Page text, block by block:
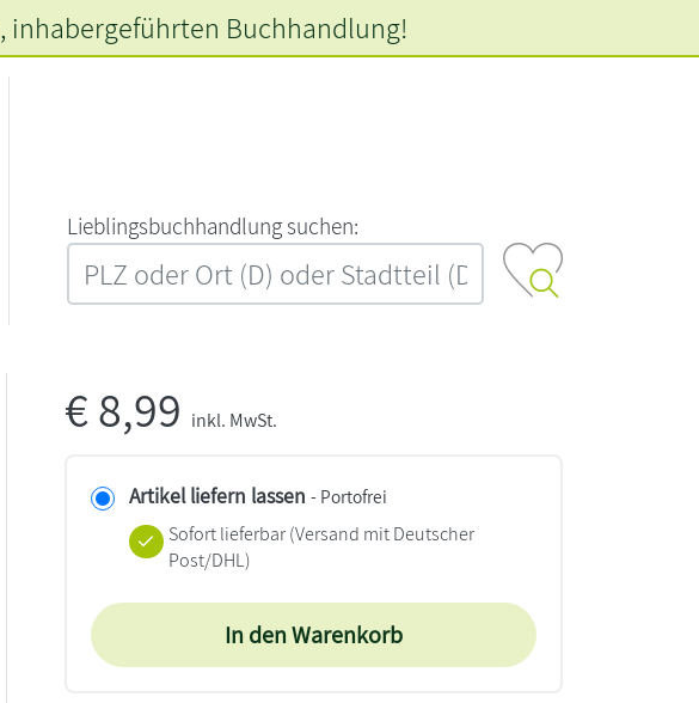
L‍i‍e‍b‍l‍i‍n‍g‍s‍b‍u‍c‍h‍h‍a‍n‍d‍l‍u‍n‍g‍ ‍s‍u‍c‍h‍e‍n‍:‍
, inhabergeführten Buchhandlung!
€8,99 inkl. MwSt.
Artikel liefern lassen - Portofrei
Sofort lieferbar(Versand mit Deutscher
Post/DHL)
In den Warenkorb